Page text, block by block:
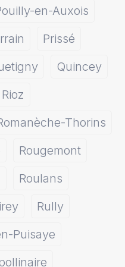
en-Auxois
Prissé
Quincey
Rioz
Thorins
Rougemont
Roulans
Rully
Puisaye